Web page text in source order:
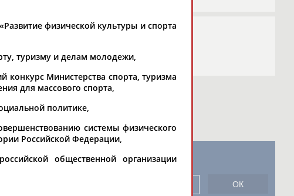
в новостной рассылке: 996
физической культуры и спорта
туризму и делам молодежи,
Министерства спорта, туризма
для массового спорта,
политике,
системы физического
Российской Федерации,
общественной организации